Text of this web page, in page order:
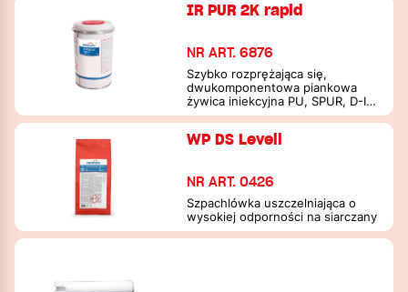
IR PUR 2K rapid
NR ART. 6876
Szybko rozprężająca się,
dwukomponentowa piankowa
żywica iniekcyjna PU, SPUR, D-I
(P)
WP DS Levell
NR ART. 0426
Szpachlówka uszczelniająca o
wysokiej odporności na siarczany